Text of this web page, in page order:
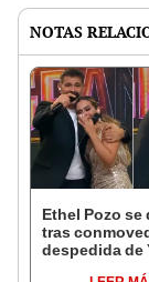
NOTAS
Ethel Pozo se
tras
despedida de